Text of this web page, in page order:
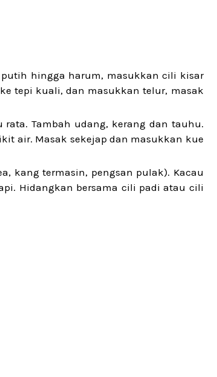
hingga harum, masukkan cili kisar
tepi kuali, dan masukkan telur, masak
Tambah udang, kerang dan tauhu.
air. Masak sekejap dan masukkan kue
kang termasin, pengsan pulak). Kacau
Hidangkan bersama cili padi atau cili